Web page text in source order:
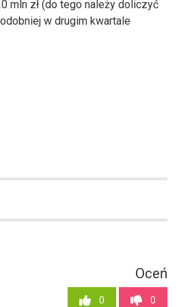
mln zł (do tego należy doliczyć
w drugim kwartale
Oceń
0 0